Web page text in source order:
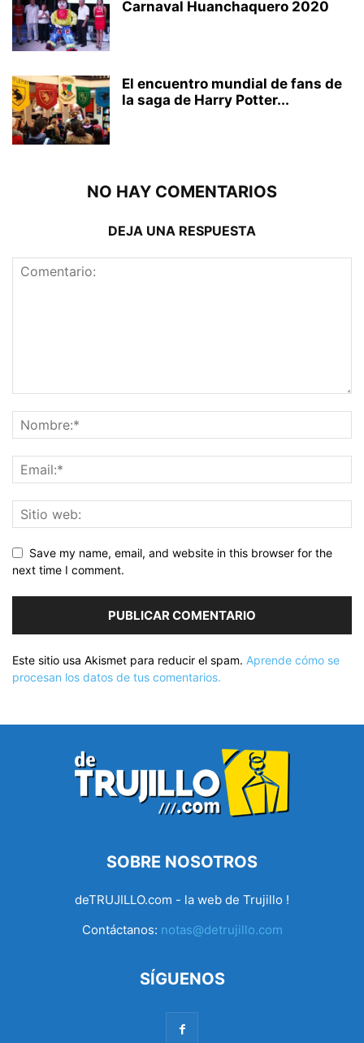
Carnaval Huanchaquero 2020
El encuentro mundial de fans de
la saga de Harry Potter...
NO HAY COMENTARIOS
DEJA UNA RESPUESTA
Save my name, email, and website in this browser for the
next time I comment.
Este sitio usa Akismet para reducir el spam. Aprende cómo se
procesan los datos de tus comentarios.
SOBRE NOSOTROS
deTRUJILLO.com - la web de Trujillo !
Contáctanos: notas@detrujillo.com
SÍGUENOS